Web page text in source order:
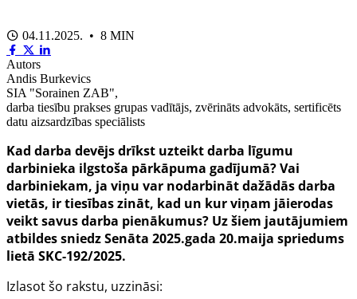
04.11.2025. • 8 MIN
Autors
Andis Burkevics
SIA "Sorainen ZAB",
darba tiesību prakses grupas vadītājs, zvērināts advokāts, sertificēts
datu aizsardzības speciālists
Kad darba devējs drīkst uzteikt darba līgumu
darbinieka ilgstoša pārkāpuma gadījumā? Vai
darbiniekam, ja viņu var nodarbināt dažādās darba
vietās, ir tiesības zināt, kad un kur viņam jāierodas
veikt savus darba pienākumus? Uz šiem jautājumiem
atbildes sniedz Senāta 2025.gada 20.maija spriedums
lietā SKC-192/2025.
Izlasot šo rakstu, uzzināsi: